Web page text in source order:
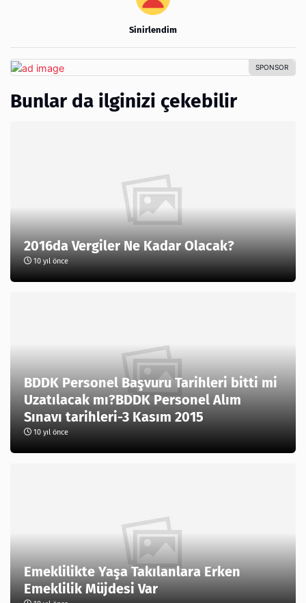
Sinirlendim
Bunlar da ilginizi çekebilir
2016da Vergiler Ne Kadar Olacak?
10 yıl önce
BDDK Personel Başvuru Tarihleri bitti mi
Uzatılacak mı?BDDK Personel Alım
Sınavı tarihleri-3 Kasım 2015
10 yıl önce
Emeklilikte Yaşa Takılanlara Erken
Emeklilik Müjdesi Var